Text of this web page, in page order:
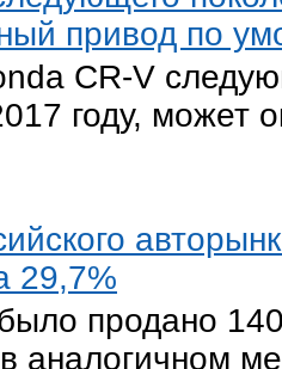
привод по
CR-V
году, может
29,7%
продано
аналогичном